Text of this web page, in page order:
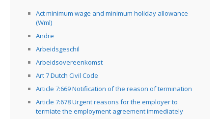
Act minimum wage and minimum holiday allowance
(Wml)
Andre
Arbeidsgeschil
Arbeidsovereenkomst
Art 7 Dutch Civil Code
Article 7:669 Notification of the reason of termination
Article 7:678 Urgent reasons for the employer to
termiate the employment agreement immediately